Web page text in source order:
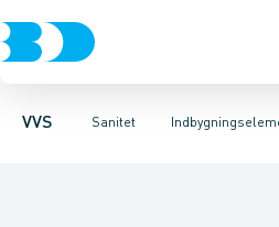
VVS Sanitet
Rør & fittingsPressfittings & rør
Toiletter, sæder og cisterner
Høje Indbygnings elementer